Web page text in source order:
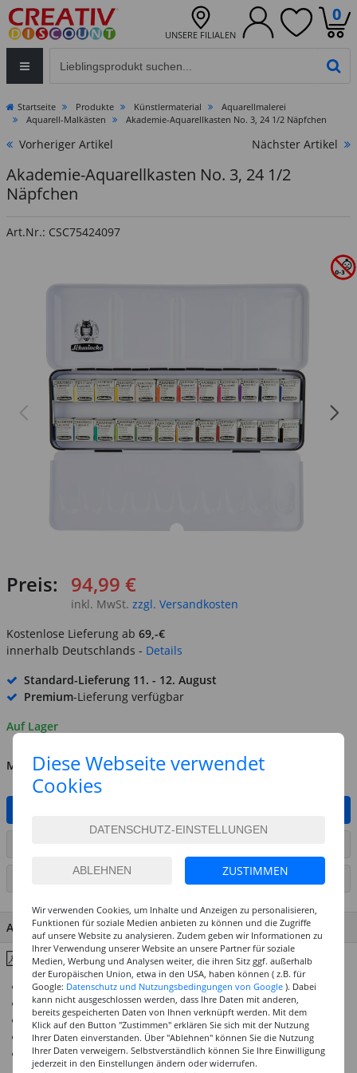
UNSERE FILIALEN
0
Startseite Produkte Künstlermaterial
Aquarellmalerei
Aquarell-Malkästen
Akademie-Aquarellkasten No. 3, 24 1/2 Näpfchen
Vorheriger Artikel Nächster Artikel
Akademie-Aquarellkasten No. 3, 24 1/2
Näpfchen
Art.Nr.: CSC75424097
Preis: 94,99 €
inkl. MwSt. zzgl. Versandkosten
Kostenlose Lieferung ab 69,-€
innerhalb Deutschlands - Details
Standard-Lieferung 11. - 12. August
Premium-Lieferung verfügbar
Auf Lager
MENGE
SEITE DRUCKEN
ARTIKEL MERKMALE & DETAILS
Inhaltsstoffe & Hinweise
Überwiegend 4 und 5 Sterne Lichtechtheit
Restlos wiederverwendbar
Hochwertige Künstlerpigmente
Brillante Mischergebnisse und gute Vermalbarkeit
Optimale Bindemittelkombination
Diese Webseite verwendet
Cookies
ZUSTIMMEN
Wir verwenden Cookies, um Inhalte und Anzeigen zu personalisieren,
Funktionen für soziale Medien anbieten zu können und die Zugriffe
auf unsere Website zu analysieren. Zudem geben wir Informationen zu
Ihrer Verwendung unserer Website an unsere Partner für soziale
Medien, Werbung und Analysen weiter, die ihren Sitz ggf. außerhalb
der Europäischen Union, etwa in den USA, haben können ( z.B. für
Google: Datenschutz und Nutzungsbedingungen von Google ). Dabei
kann nicht ausgeschlossen werden, dass Ihre Daten mit anderen,
bereits gespeicherten Daten von Ihnen verknüpft werden. Mit dem
Klick auf den Button "Zustimmen" erklären Sie sich mit der Nutzung
Ihrer Daten einverstanden. Über "Ablehnen" können Sie die Nutzung
Ihrer Daten verweigern. Selbstverständlich können Sie Ihre Einwilligung
jederzeit in den Einstellungen ändern oder widerrufen.